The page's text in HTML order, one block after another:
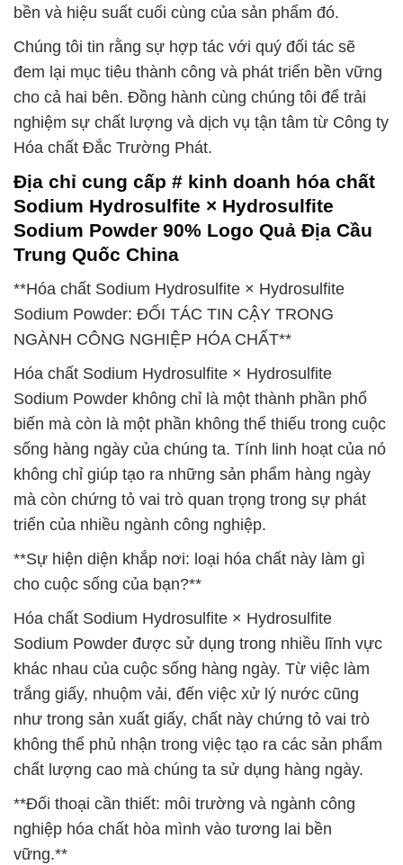
bền và hiệu suất cuối cùng của sản phẩm đó.
Chúng tôi tin rằng sự hợp tác với quý đối tác sẽ
đem lại mục tiêu thành công và phát triển bền vững
cho cả hai bên. Đồng hành cùng chúng tôi để trải
nghiệm sự chất lượng và dịch vụ tận tâm từ Công ty
Hóa chất Đắc Trường Phát.
Địa chỉ cung cấp # kinh doanh hóa chất
Sodium Hydrosulfite × Hydrosulfite
Sodium Powder 90% Logo Quả Địa Cầu
Trung Quốc China
**Hóa chất Sodium Hydrosulfite × Hydrosulfite
Sodium Powder: ĐỐI TÁC TIN CẬY TRONG
NGÀNH CÔNG NGHIỆP HÓA CHẤT**
Hóa chất Sodium Hydrosulfite × Hydrosulfite
Sodium Powder không chỉ là một thành phần phổ
biến mà còn là một phần không thể thiếu trong cuộc
sống hàng ngày của chúng ta. Tính linh hoạt của nó
không chỉ giúp tạo ra những sản phẩm hàng ngày
mà còn chứng tỏ vai trò quan trọng trong sự phát
triển của nhiều ngành công nghiệp.
**Sự hiện diện khắp nơi: loại hóa chất này làm gì
cho cuộc sống của bạn?**
Hóa chất Sodium Hydrosulfite × Hydrosulfite
Sodium Powder được sử dụng trong nhiều lĩnh vực
khác nhau của cuộc sống hàng ngày. Từ việc làm
trắng giấy, nhuộm vải, đến việc xử lý nước cũng
như trong sản xuất giấy, chất này chứng tỏ vai trò
không thể phủ nhận trong việc tạo ra các sản phẩm
chất lượng cao mà chúng ta sử dụng hàng ngày.
**Đối thoại cần thiết: môi trường và ngành công
nghiệp hóa chất hòa mình vào tương lai bền
vững.**